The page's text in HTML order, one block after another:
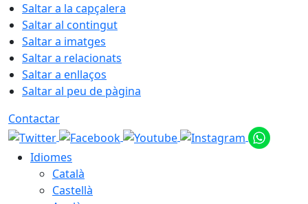
Saltar a la capçalera
Saltar al contingut
Saltar a imatges
Saltar a relacionats
Saltar a enllaços
Saltar al peu de pàgina
Contactar
Idiomes
Català
Castellà